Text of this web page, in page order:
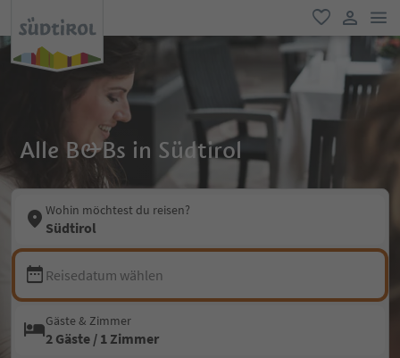
favorit
user link
Alle B&Bs in Südtirol
Wohin möchtest du reisen?
Südtirol
Reisedatum wählen
Gäste & Zimmer
2 Gäste / 1 Zimmer